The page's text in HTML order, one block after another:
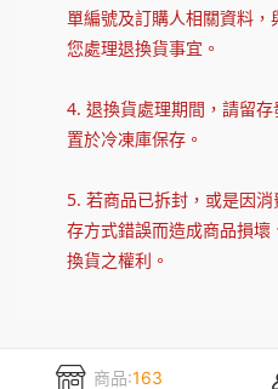
單編號及訂購人相關資料
您處理退換貨事宜。
4. 退換貨處理期間，請留
置於冷凍庫保存。
5. 若商品已拆封，或是因
存方式錯誤而造成商品損
換貨之權利。
商品:163